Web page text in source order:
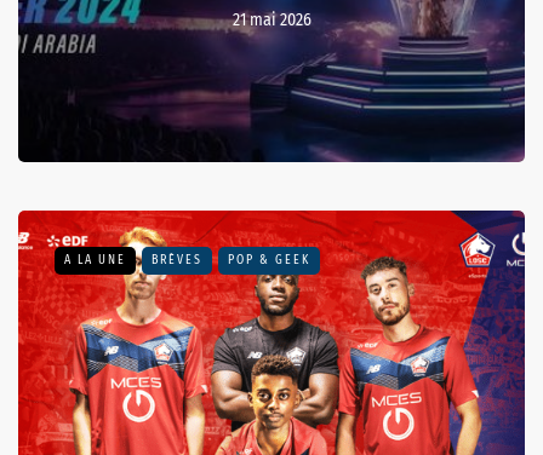
21 mai 2026
A LA UNE BRÈVES POP & GEEK